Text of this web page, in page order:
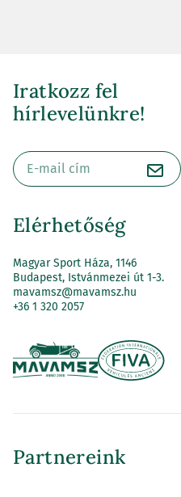
Iratkozz fel
hírlevelünkre!
Elérhetőség
Magyar Sport Háza, 1146
Budapest, Istvánmezei út 1-3.
mavamsz@mavamsz.hu
+36 1 320 2057
Partnereink